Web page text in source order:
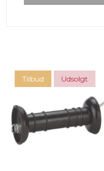
Tilbud Udsolgt